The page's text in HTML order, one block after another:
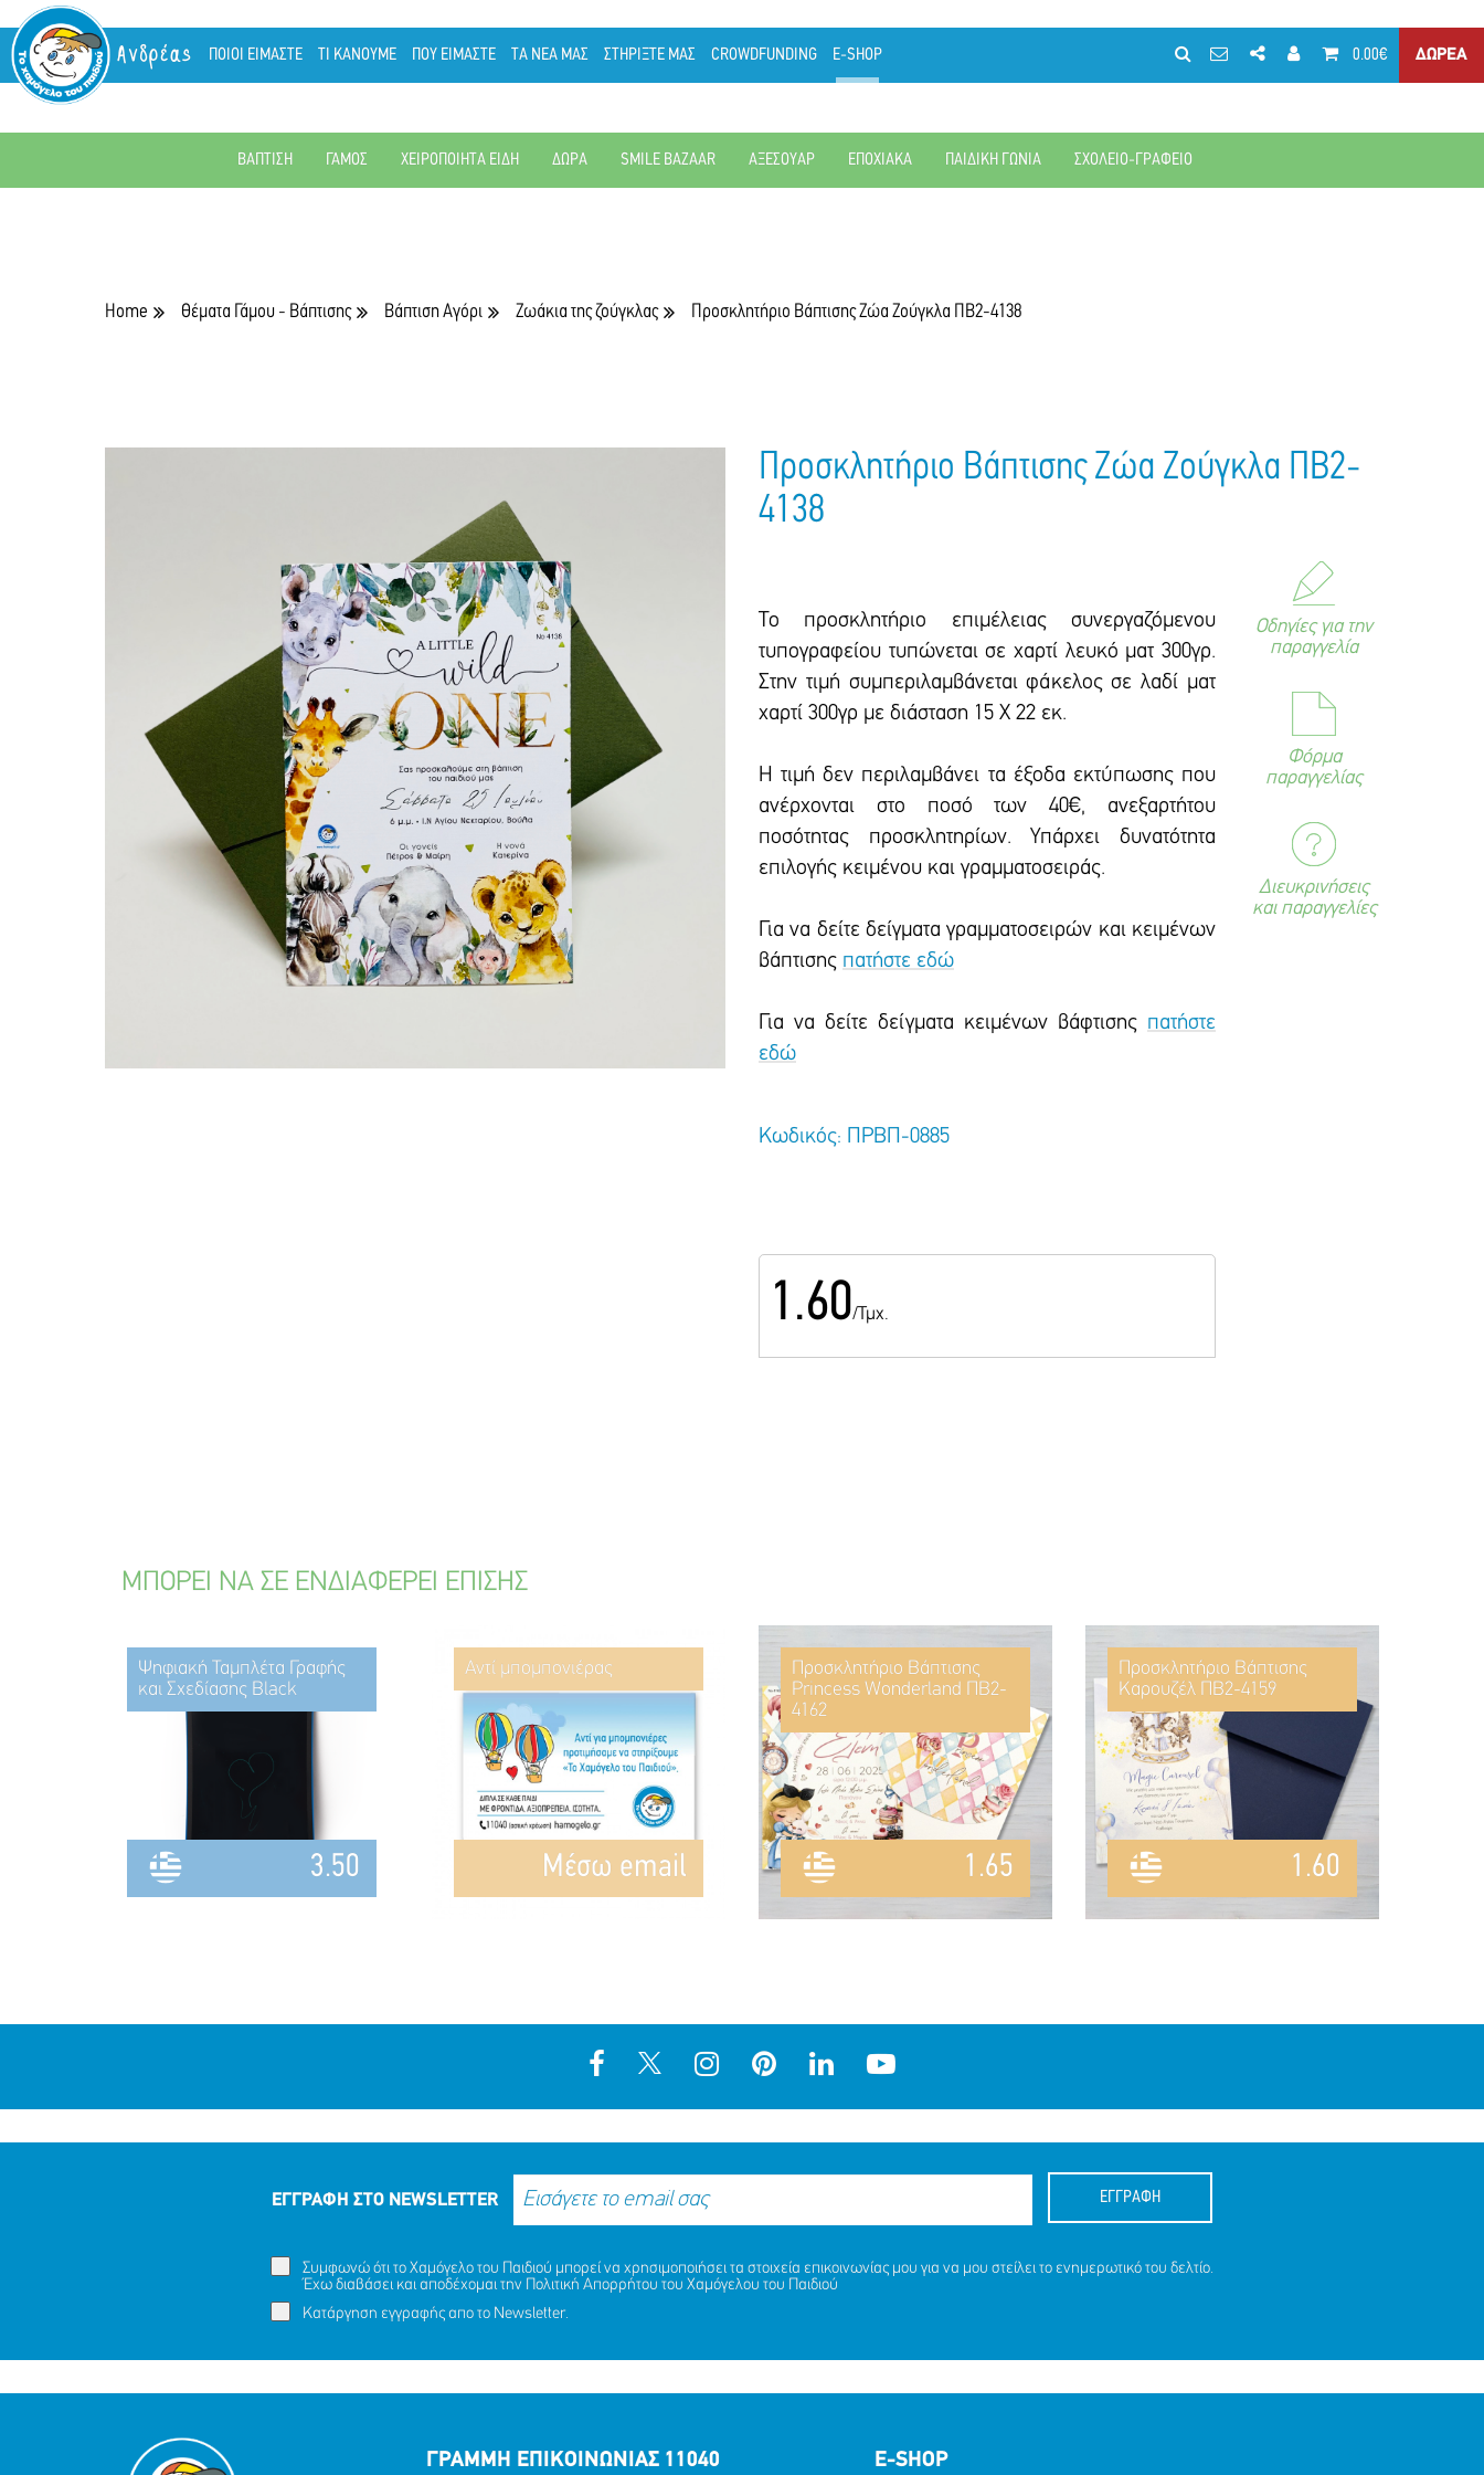
Ανδρέας ΠΟΙΟΙ ΕΙΜΑΣΤΕ ΤΙ ΚΑΝΟΥΜΕ ΠΟΥ ΕΙΜΑΣΤΕ ΤΑ ΝΕΑ ΜΑΣ ΣΤΗΡΙΞΤΕ ΜΑΣ CROWDFUNDING E-SHOP 0.00€ ΔΩΡΕΑ
ΒΑΠΤΙΣΗ ΓΑΜΟΣ ΧΕΙΡΟΠΟΙΗΤΑ ΕΙΔΗ ΔΩΡΑ SMILE BAZAAR ΑΞΕΣΟΥΑΡ ΕΠΟΧΙΑΚΑ ΠΑΙΔΙΚΗ ΓΩΝΙΑ ΣΧΟΛΕΙΟ-ΓΡΑΦΕΙΟ
Home Θέματα Γάμου - Βάπτισης Βάπτιση Αγόρι Ζωάκια της ζούγκλας Προσκλητήριο Βάπτισης Ζώα Ζούγκλα ΠΒ2-4138
Προσκλητήριο Βάπτισης Ζώα Ζούγκλα ΠΒ2-
4138
Το προσκλητήριο επιμέλειας συνεργαζόμενου
τυπογραφείου τυπώνεται σε χαρτί λευκό ματ 300γρ.
Στην τιμή συμπεριλαμβάνεται φάκελος σε λαδί ματ
χαρτί 300γρ με διάσταση 15 Χ 22 εκ.
Η τιμή δεν περιλαμβάνει τα έξοδα εκτύπωσης που
ανέρχονται στο ποσό των 40€, ανεξαρτήτου
ποσότητας προσκλητηρίων. Υπάρxει δυνατότητα
επιλογής κειμένου και γραμματοσειράς.
Για να δείτε δείγματα γραμματοσειρών και κειμένων
βάπτισης πατήστε εδώ
Για να δείτε δείγματα κειμένων βάφτισης πατήστε
εδώ
Κωδικός: ΠΡΒΠ-0885
1.60/Τμχ.
Οδηγίες για την
παραγγελία
Φόρμα
παραγγελίας
Διευκρινήσεις
και παραγγελίες
ΜΠΟΡΕΙ ΝΑ ΣΕ ΕΝΔΙΑΦΕΡΕΙ ΕΠΙΣΗΣ
Ψηφιακή Ταμπλέτα Γραφής
και Σχεδίασης Black
3.50
Αντί μπομπονιέρας
Mέσω email
Προσκλητήριο Βάπτισης
Princess Wonderland ΠΒ2-
4162
1.65
Προσκλητήριο Βάπτισης
Καρουζέλ ΠΒ2-4159
1.60
ΕΓΓΡΑΦΗ ΣΤΟ NEWSLETTER ΕΓΓΡΑΦΗ
Συμφωνώ ότι το Χαμόγελο του Παιδιού μπορεί να χρησιμοποιήσει τα στοιχεία επικοινωνίας μου για να μου στείλει το ενημερωτικό του δελτίο.
Έχω διαβάσει και αποδέχομαι την Πολιτική Απορρήτου του Χαμόγελου του Παιδιού
Κατάργηση εγγραφής απο το Newsletter.
ΓΡΑΜΜΗ ΕΠΙΚΟΙΝΩΝΙΑΣ 11040 E-SHOP